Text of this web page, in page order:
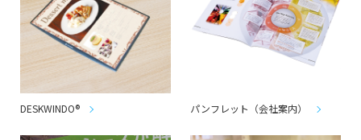
DESKWINDO® パンフレット（会社案内）